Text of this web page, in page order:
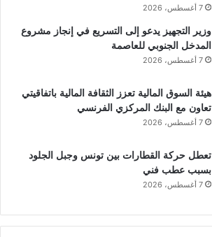
7 أغسطس، 2026
وزير التجهيز يدعو إلى التسريع في إنجاز مشروع
المدخل الجنوبي للعاصمة
7 أغسطس، 2026
هيئة السوق المالية تعزز الثقافة المالية باتفاقيتي
تعاون مع البنك المركزي الفرنسي
7 أغسطس، 2026
تعطل حركة القطارات بين تونس وجبل الجلود
بسبب عطب فني
7 أغسطس، 2026